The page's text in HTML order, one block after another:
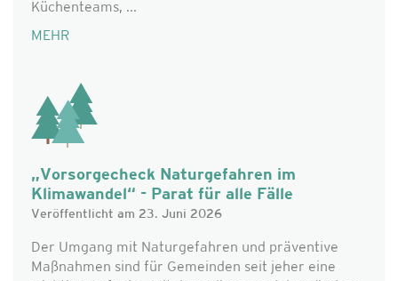
Küchenteams, ...
MEHR
„Vorsorgecheck Naturgefahren im
Klimawandel“ - Parat für alle Fälle
Veröffentlicht am 23. Juni 2026
Der Umgang mit Naturgefahren und präventive
Maßnahmen sind für Gemeinden seit jeher eine